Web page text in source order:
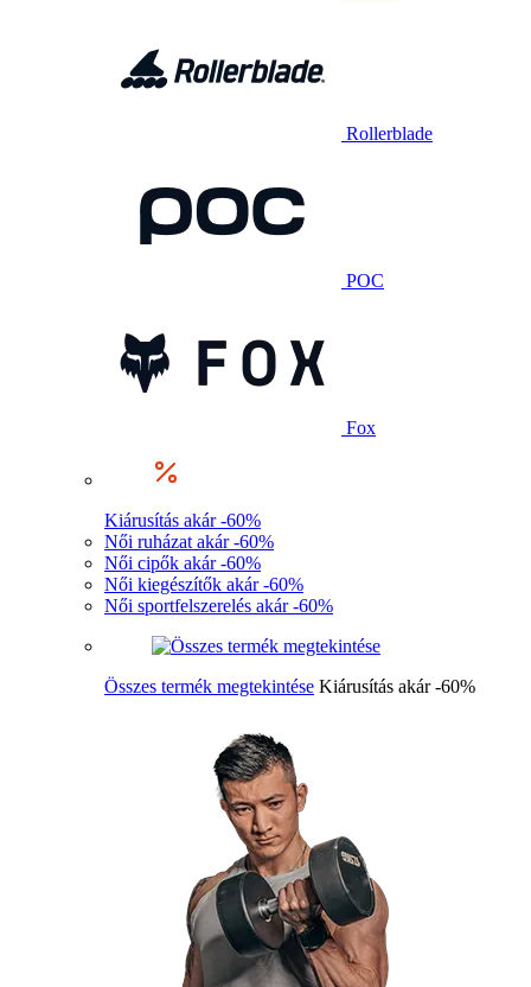
Rollerblade
POC
Fox
Kiárusítás akár -60%
Női ruházat akár -60%
Női cipők akár -60%
Női kiegészítők akár -60%
Női sportfelszerelés akár -60%
Összes termék megtekintése Kiárusítás akár -60%